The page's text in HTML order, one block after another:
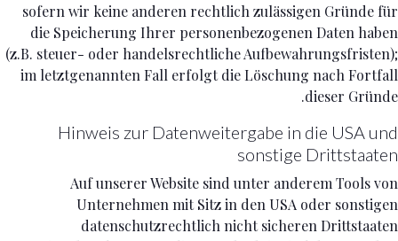
sofern wir keine anderen rechtlich zulässigen Gründe für
die Speicherung Ihrer personenbezogenen Daten haben
(z.B. steuer- oder handelsrechtliche Aufbewahrungsfristen);
im letztgenannten Fall erfolgt die Löschung nach Fortfall
dieser Gründe.
Hinweis zur Datenweitergabe in die USA und
sonstige Drittstaaten
Auf unserer Website sind unter anderem Tools von
Unternehmen mit Sitz in den USA oder sonstigen
datenschutzrechtlich nicht sicheren Drittstaaten